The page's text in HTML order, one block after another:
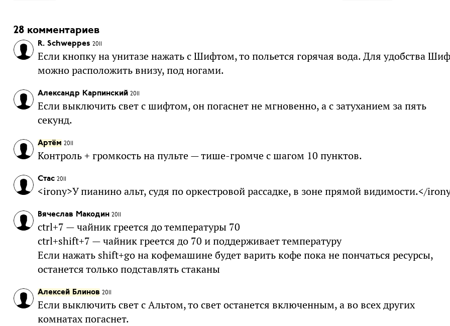
28 комментариев
R. Schweppes 2011
Если кнопку на унитазе нажать с Шифтом, то польется горячая вода. Для удобства
можно расположить внизу, под ногами.
Александр Карпинский 2011
Если выключить свет с шифтом, он погаснет не мгновенно, а с затуханием за пять
секунд.
Артём 2011
Контроль + громкость на пульте — тише-громче с шагом 10 пунктов.
Стас 2011
<irony>У пианино альт, судя по оркестровой рассадке, в зоне прямой видимости.</
Вячеслав Макодин 2011
ctrl+7 — чайник греется до температуры 70
ctrl+shift+7 — чайник греется до 70 и поддерживает температуру
Если нажать shift+go на кофемашине будет варить кофе пока не пончаться ресурсы,
останется только подставлять стаканы
Алексей Блинов 2011
Если выключить свет с Альтом, то свет останется включенным, а во всех других
комнатах погаснет.